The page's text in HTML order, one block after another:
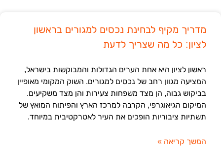
מדריך מקיף לבחינת נכסים למגורים בראשון
לציון: כל מה שצריך לדעת
ראשון לציון היא אחת הערים הגדולות והמבוקשות בישראל,
המציעה מגוון רחב של נכסים למגורים. השוק המקומי מאופיין
בביקוש גבוה, הן מצד משפחות צעירות והן מצד משקיעים.
המיקום הגיאוגרפי, הקרבה למרכז הארץ והפיתוח המואץ של
תשתיות ציבוריות הופכים את העיר לאטרקטיבית במיוחד.
המשך קריאה »